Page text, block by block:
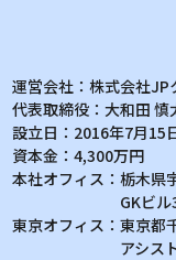
運営会社：株式会社JP
代表取締役：大和田 慎
設立日： 2016年7月15
資本金：4,300万円
本社オフィス：栃木県
GKビル
東京オフィス：東京都
アシス